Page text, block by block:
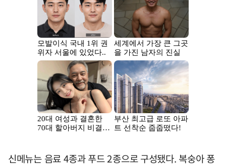
신메뉴는 음료 4종과 푸드 2종으로 구성됐다. 복숭아 퐁